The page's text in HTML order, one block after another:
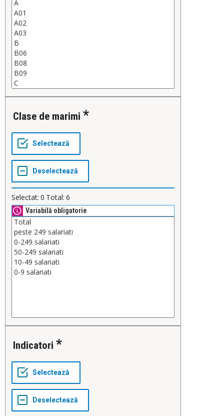
clase de marimi
Selectat: 0 Total: 6
Variabilă obligatorie
indicatori